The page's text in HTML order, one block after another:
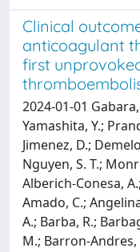
Clinical
anticoagulant
first
2024-01-01
Yamashita, Y.;
Jimenez, D.;
Nguyen, S. T.;
Alberich-Conesa,
Amado, C.;
A.; Barba, R.;
M.; Barron-Andres,